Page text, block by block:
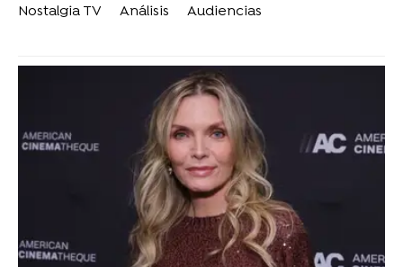
Nostalgia TV
Análisis Audiencias